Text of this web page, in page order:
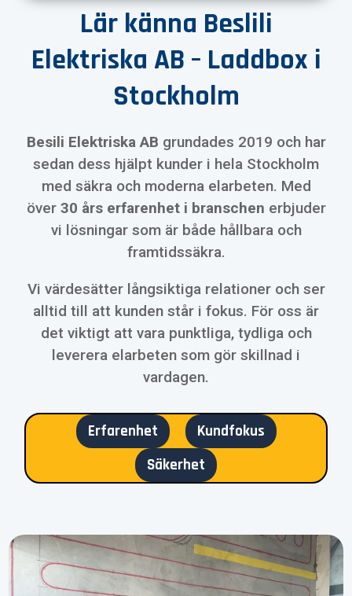
Lär känna Beslili
Elektriska AB – Laddbox i
Stockholm
Besili Elektriska AB grundades 2019 och har
sedan dess hjälpt kunder i hela Stockholm
med säkra och moderna elarbeten. Med
över 30 års erfarenhet i branschen erbjuder
vi lösningar som är både hållbara och
framtidssäkra.
Vi värdesätter långsiktiga relationer och ser
alltid till att kunden står i fokus. För oss är
det viktigt att vara punktliga, tydliga och
leverera elarbeten som gör skillnad i
vardagen.
Erfarenhet
Kundfokus
Säkerhet